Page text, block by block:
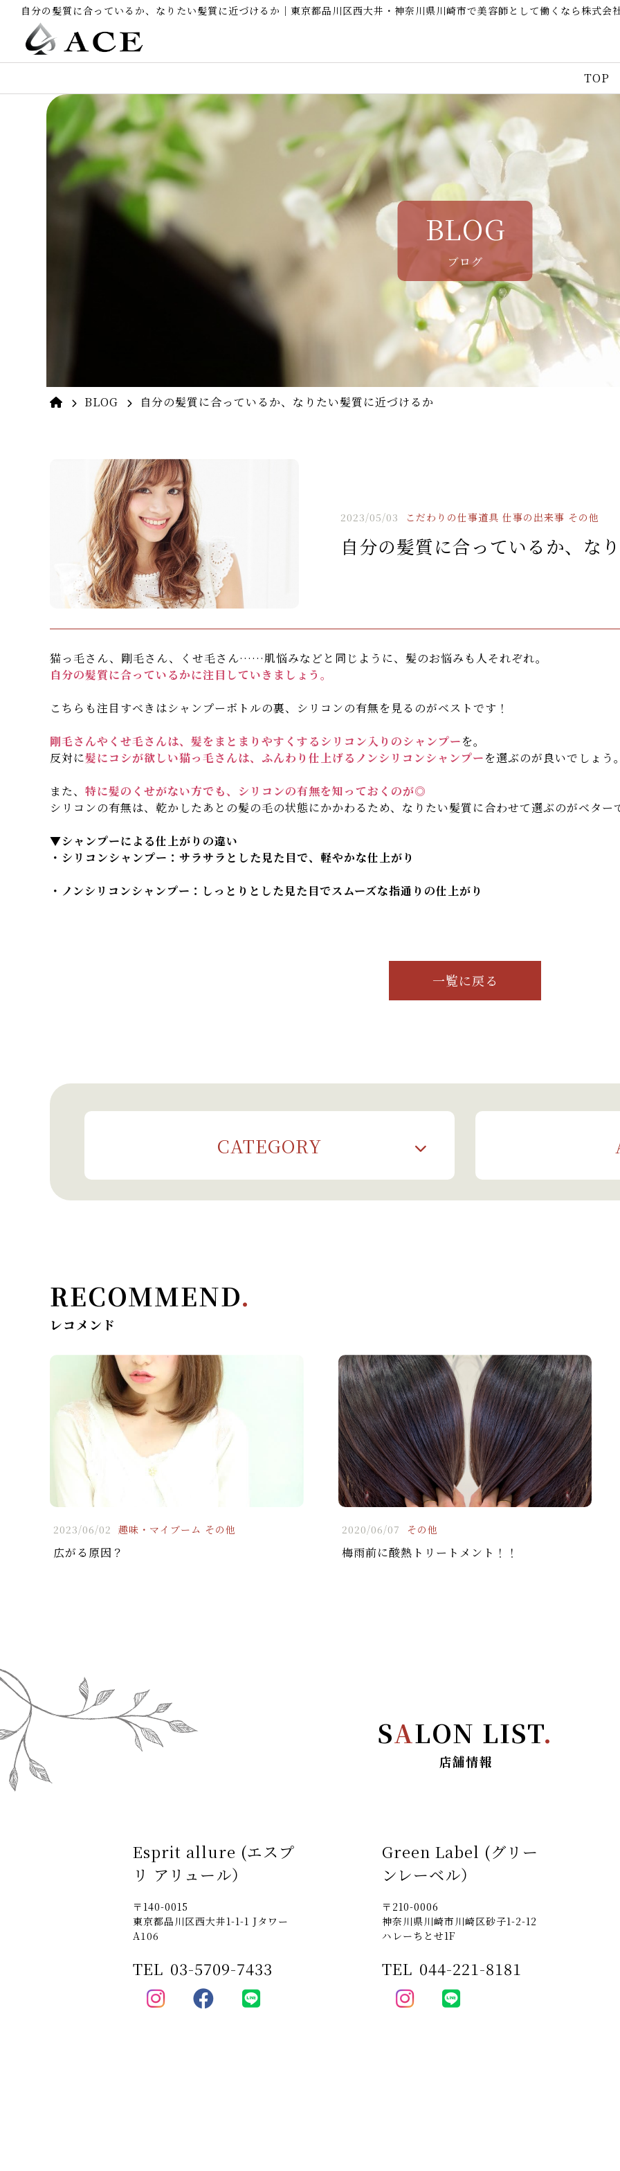
自分の髪質に合っているか、なりたい髪質に近づけるか｜東京都品川区西大井・神奈川県川崎市で美容師として働くなら株式会
TOP
BLOG
ブログ
BLOG 自分の髪質に合っているか、なりたい髪質に近づけるか
2023/05/03 こだわりの仕事道具 仕事の出来事 その他
自分の髪質に合っているか、な
猫っ毛さん、剛毛さん、くせ毛さん……肌悩みなどと同じように、髪のお悩みも人それぞれ。
自分の髪質に合っているかに注目していきましょう。
こちらも注目すべきはシャンプーボトルの裏、シリコンの有無を見るのがベストです！
剛毛さんやくせ毛さんは、髪をまとまりやすくするシリコン入りのシャンプーを。
反対に髪にコシが欲しい猫っ毛さんは、ふんわり仕上げるノンシリコンシャンプーを選ぶのが良いでしょう。
また、 特に髪のくせがない方でも、シリコンの有無を知っておくのが◎
シリコンの有無は、乾かしたあとの髪の毛の状態にかかわるため、なりたい髪質に合わせて選ぶのがベター
▼シャンプーによる仕上がりの違い
・シリコンシャンプー：サラサラとした見た目で、軽やかな仕上がり
・ノンシリコンシャンプー：しっとりとした見た目でスムーズな指通りの仕上がり
一覧に戻る
CATEGORY
RECOMMEND.
レコメンド
2023/06/02 趣味・マイブーム その他
広がる原因？
2020/06/07 その他
梅雨前に酸熱トリートメント！！
SALON LIST.
店舗情報
Esprit allure (エスプ
リ アリュール）
〒140-0015
東京都品川区西大井1-1-1 Jタワー
A106
TEL 03-5709-7433
Green Label (グリー
ンレーベル）
〒210-0006
神奈川県川崎市川崎区砂子1-2-12
ハレーちとせ1F
TEL 044-221-8181